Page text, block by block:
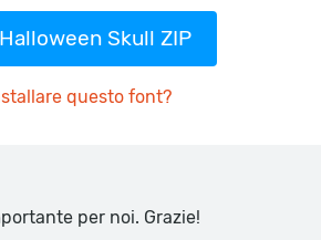
Skull ZIP
questo font?
per noi. Grazie!